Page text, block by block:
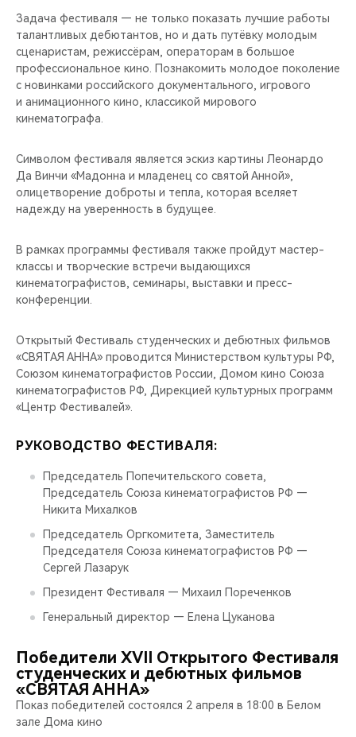
CHERY И СПОРТ
НАШИ МЕРОПРИЯТИЯ
ВИДЕООБЗОРЫ
Задача фестиваля — не только показать лучшие работы
талантливых дебютантов, но и дать путёвку молодым
сценаристам, режиссёрам, операторам в большое
профессиональное кино. Познакомить молодое поколение
с новинками российского документального, игрового
и анимационного кино, классикой мирового
кинематографа.
Символом фестиваля является эскиз картины Леонардо
Да Винчи «Мадонна и младенец со святой Анной»,
олицетворение доброты и тепла, которая вселяет
надежду на уверенность в будущее.
В рамках программы фестиваля также пройдут мастер-
классы и творческие встречи выдающихся
кинематографистов, семинары, выставки и пресс-
конференции.
Открытый Фестиваль студенческих и дебютных фильмов
«СВЯТАЯ АННА» проводится Министерством культуры РФ,
Союзом кинематографистов России, Домом кино Союза
кинематографистов РФ, Дирекцией культурных программ
«Центр Фестивалей».
РУКОВОДСТВО ФЕСТИВАЛЯ:
Председатель Попечительского совета,
Председатель Союза кинематографистов РФ —
Никита Михалков
Председатель Оргкомитета, Заместитель
Председателя Союза кинематографистов РФ —
Сергей Лазарук
Президент Фестиваля — Михаил Пореченков
Генеральный директор — Елена Цуканова
Победители ХVII Открытого Фестиваля
студенческих и дебютных фильмов
«СВЯТАЯ АННА»
Показ победителей состоялся 2 апреля в 18:00 в Белом
зале Дома кино